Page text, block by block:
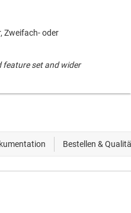
Zweifach- oder
feature set and wider